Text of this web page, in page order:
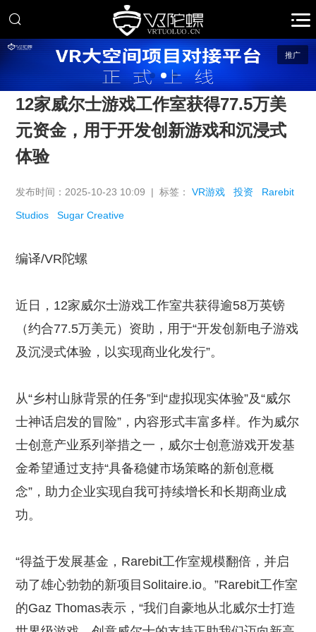
推广
12家威尔士游戏工作室获得77.5万美
元资金，用于开发创新游戏和沉浸式
体验
发布时间：2025-10-23 10:09 | 标签：VR游戏 投资 Rarebit
Studios Sugar Creative
编译/VR陀螺
近日，12家威尔士游戏工作室共获得逾58万英镑
（约合77.5万美元）资助，用于“开发创新电子游戏
及沉浸式体验，以实现商业化发行”。
从“乡村山脉背景的任务”到“虚拟现实体验”及“威尔
士神话启发的冒险”，内容形式丰富多样。作为威尔
士创意产业系列举措之一，威尔士创意游戏开发基
金希望通过支持“具备稳健市场策略的新创意概
念”，助力企业实现自我可持续增长和长期商业成
功。
“得益于发展基金，Rarebit工作室规模翻倍，并启
动了雄心勃勃的新项目Solitaire.io。”Rarebit工作室
的Gaz Thomas表示，“我们自豪地从北威尔士打造